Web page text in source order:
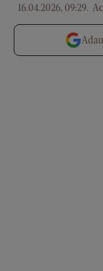
16.04.2026, 09:29.